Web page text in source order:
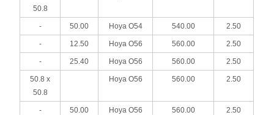
50.8
- 50.00 Hoya O54 540.00 2.50
- 12.50 Hoya O56 560.00 2.50
- 25.40 Hoya O56 560.00 2.50
50.8 x
50.8
Hoya O56 560.00 2.50
- 50.00 Hoya O56 560.00 2.50